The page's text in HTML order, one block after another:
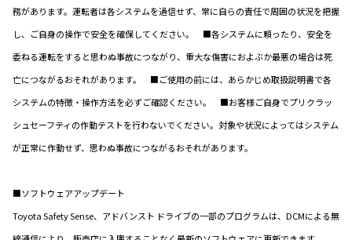
務があります。運転者は各システムを過信せず、常に自らの責任で周囲の状況を把握
し、ご自身の操作で安全を確保してください。 ■各システムに頼ったり、安全を
委ねる運転をすると思わぬ事故につながり、重大な傷害におよぶか最悪の場合は死
亡につながるおそれがあります。 ■ご使用の前には、あらかじめ取扱説明書で各
システムの特徴・操作方法を必ずご確認ください。 ■お客様ご自身でプリクラッ
シュセーフティの作動テストを行わないでください。対象や状況によってはシステム
が正常に作動せず、思わぬ事故につながるおそれがあります。
■ソフトウェアアップデート
Toyota Safety Sense、アドバンスト ドライブの一部のプログラムは、DCMによる無